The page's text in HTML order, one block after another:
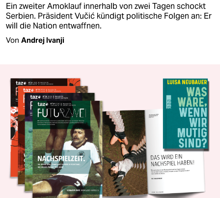
Ein zweiter Amoklauf innerhalb von zwei Tagen schockt
Serbien. Präsident Vučić kündigt politische Folgen an: Er
will die Nation entwaffnen.
Von Andrej Ivanji